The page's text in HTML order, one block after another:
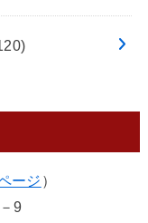
ージ ）
9